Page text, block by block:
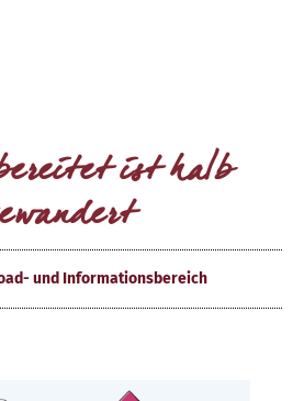
ist halb
und Informationsbereich